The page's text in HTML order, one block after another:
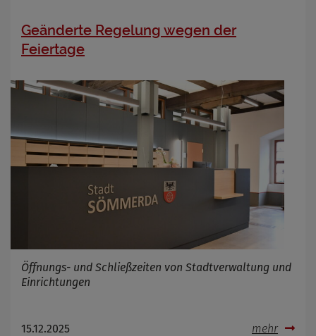
Geänderte Regelung wegen der
Feiertage
Öffnungs- und Schließzeiten von Stadtverwaltung und
Einrichtungen
15.12.2025 mehr